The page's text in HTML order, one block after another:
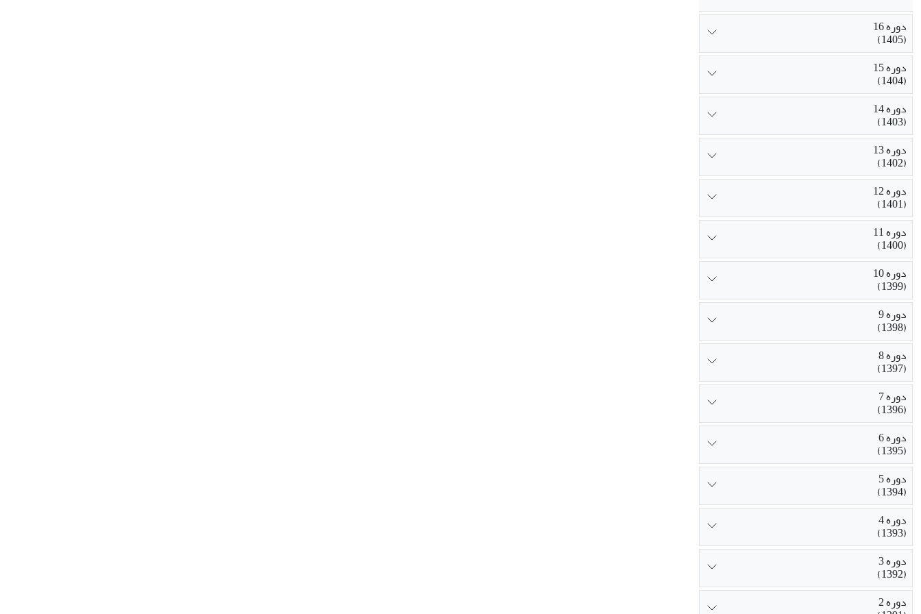
دوره 16
(1405)
دوره 15
(1404)
دوره 14
(1403)
دوره 13
(1402)
دوره 12
(1401)
دوره 11
(1400)
دوره 10
(1399)
دوره 9
(1398)
دوره 8
(1397)
دوره 7
(1396)
دوره 6
(1395)
دوره 5
(1394)
دوره 4
(1393)
دوره 3
(1392)
دوره 2